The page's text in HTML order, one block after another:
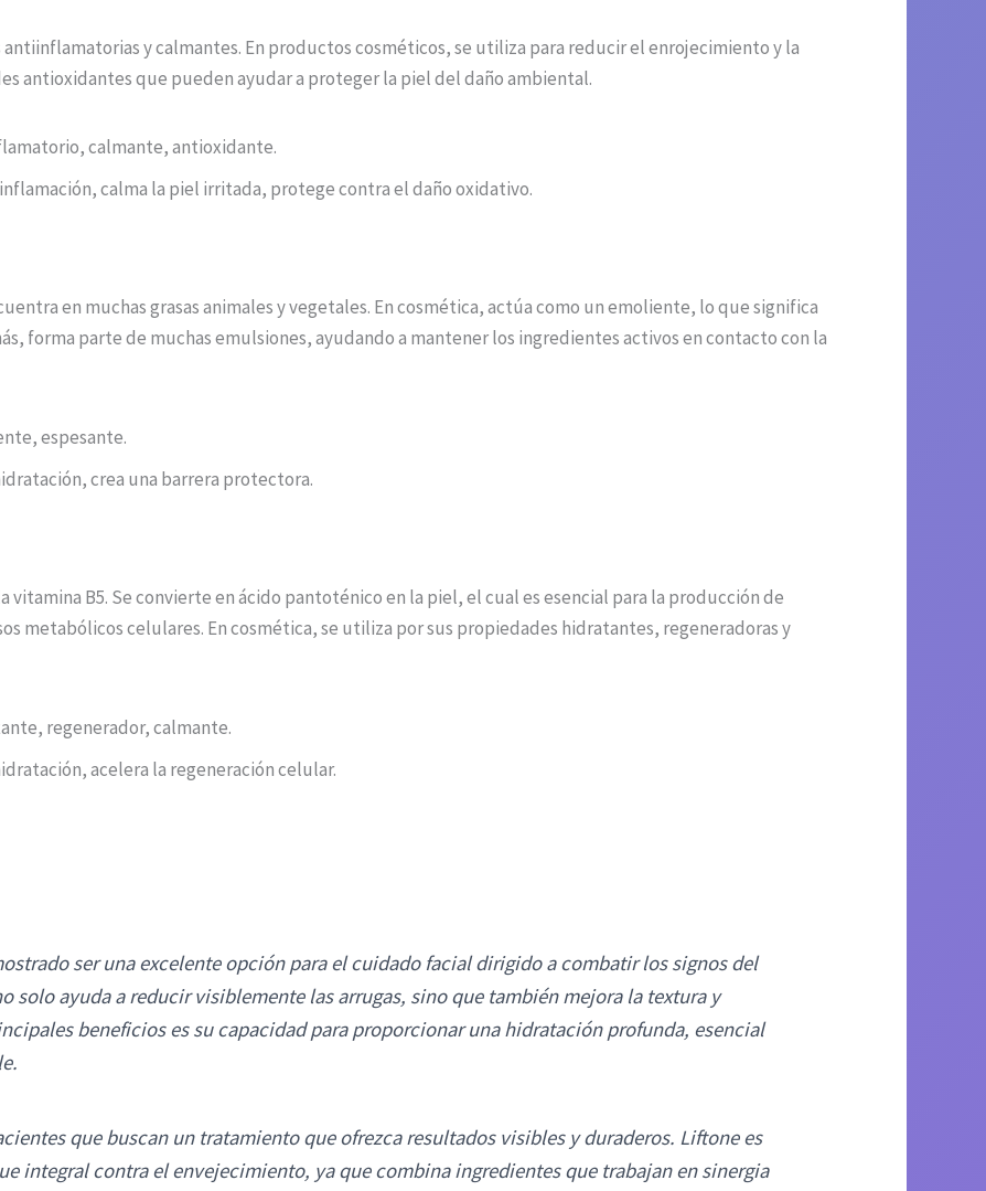
y calmantes. En productos cosméticos, se utiliza para reducir el enrojecimiento y la
antioxidantes que pueden ayudar a proteger la piel del daño ambiental.
calmante, antioxidante.
calma la piel irritada, protege contra el daño oxidativo.
en muchas grasas animales y vegetales. En cosmética, actúa como un emoliente, lo que significa
forma parte de muchas emulsiones, ayudando a mantener los ingredientes activos en contacto con la
espesante.
crea una barrera protectora.
B5. Se convierte en ácido pantoténico en la piel, el cual es esencial para la producción de
metabólicos celulares. En cosmética, se utiliza por sus propiedades hidratantes, regeneradoras y
regenerador, calmante.
acelera la regeneración celular.
ser una excelente opción para el cuidado facial dirigido a combatir los signos del
solo ayuda a reducir visiblemente las arrugas, sino que también mejora la textura y
beneficios es su capacidad para proporcionar una hidratación profunda, esencial
que buscan un tratamiento que ofrezca resultados visibles y duraderos. Liftone es
integral contra el envejecimiento, ya que combina ingredientes que trabajan en sinergia